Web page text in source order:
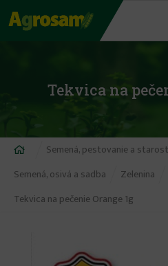
Jump
to
Tekvica na
Nachádzate
sa
tu
Semená, pestovanie a
Semená, osivá a sadba
Zelenina
Tekvica na pečenie Orange 1g